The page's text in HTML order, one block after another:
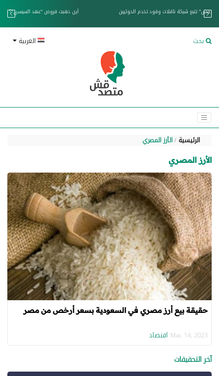
خزان عائم.. "متصدقش" تتبع شبكة ناقلات وقود تخدم الحوثيين
بحث العربية
الرئيسية الأرز المصري
الأرز المصري
حقيقة بيع أرز مصري في السعودية بسعر أرخص من مصر
Mar. 14, 2023 اقتصاد
آخر التحقيقات